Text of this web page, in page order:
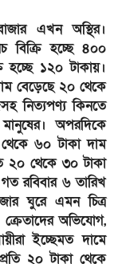
এখন অস্থির।
বিক্রি হচ্ছে ৪০০
১২০ টাকায়।
বেড়েছে ২০ থেকে
নিত্যপণ্য কিনতে
অপরদিকে
৬০ টাকা দাম
২০ থেকে ৩০ টাকা
রবিবার ৬ তারিখ
ঘুরে এমন চিত্র
অভিযোগ,
ইচ্ছেমত দামে
২০ টাকা থেকে